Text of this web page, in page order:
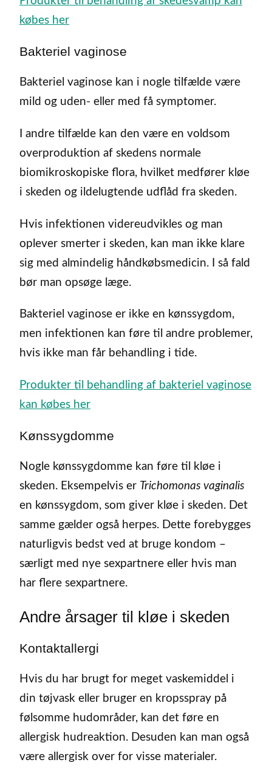
købes her
Bakteriel vaginose
Bakteriel vaginose kan i nogle tilfælde være
mild og uden- eller med få symptomer.
I andre tilfælde kan den være en voldsom
overproduktion af skedens normale
biomikroskopiske flora, hvilket medfører kløe
i skeden og ildelugtende udflåd fra skeden.
Hvis infektionen videreudvikles og man
oplever smerter i skeden, kan man ikke klare
sig med almindelig håndkøbsmedicin. I så fald
bør man opsøge læge.
Bakteriel vaginose er ikke en kønssygdom,
men infektionen kan føre til andre problemer,
hvis ikke man får behandling i tide.
Produkter til behandling af bakteriel vaginose
kan købes her
Kønssygdomme
Nogle kønssygdomme kan føre til kløe i
skeden. Eksempelvis er Trichomonas vaginalis
en kønssygdom, som giver kløe i skeden. Det
samme gælder også herpes. Dette forebygges
naturligvis bedst ved at bruge kondom –
særligt med nye sexpartnere eller hvis man
har flere sexpartnere.
Andre årsager til kløe i skeden
Kontaktallergi
Hvis du har brugt for meget vaskemiddel i
din tøjvask eller bruger en kropsspray på
følsomme hudområder, kan det føre en
allergisk hudreaktion. Desuden kan man også
være allergisk over for visse materialer.